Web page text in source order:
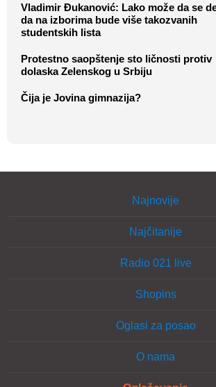
Vladimir Đukanović: Lako može da se
da na izborima bude više takozvanih
studentskih lista
Protestno saopštenje sto ličnosti protiv
dolaska Zelenskog u Srbiju
Čija je Jovina gimnazija?
Najnovije
Najčitanije
Radio 021 live
Shopins
Oglasi za posao
O nama